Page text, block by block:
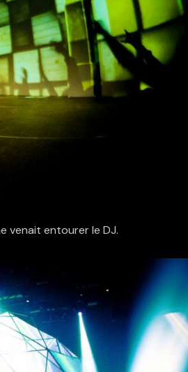
venait entourer le DJ.